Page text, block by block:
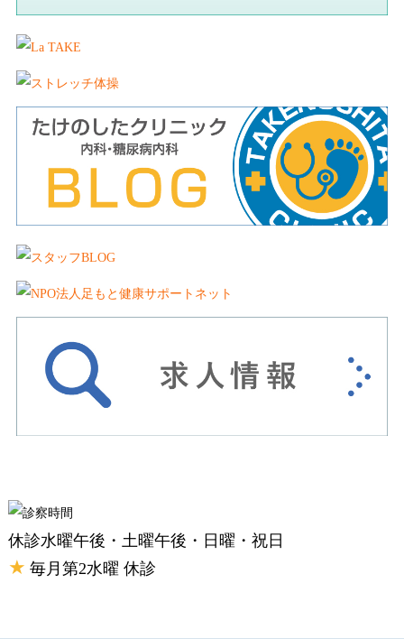
休診水曜午後・土曜午後・日曜・祝日
★ 毎月第2水曜 休診